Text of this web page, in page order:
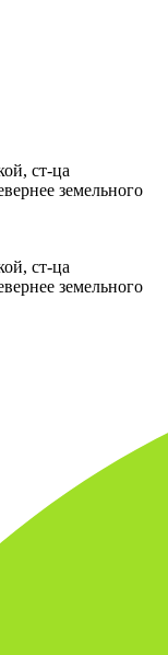
ст-ца
земельного
ст-ца
земельного